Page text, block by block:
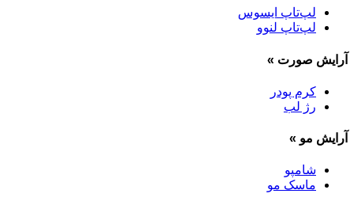
لپ‌تاپ ایسوس
لپ‌تاپ لنوو
آرایش صورت »
کرم پودر
رژ لب
آرایش مو »
شامپو
ماسک مو